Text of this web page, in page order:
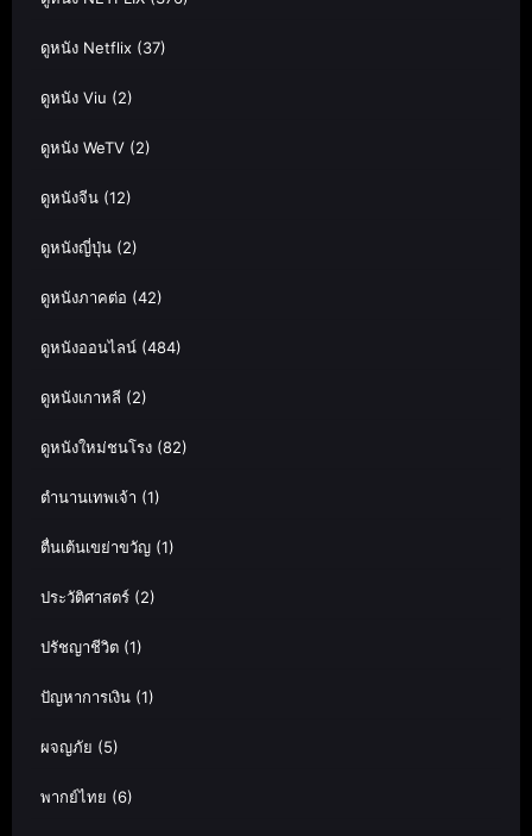
ดูหนัง Netflix (37)
ดูหนัง Viu (2)
ดูหนัง WeTV (2)
ดูหนังจีน (12)
ดูหนังญี่ปุ่น (2)
ดูหนังภาคต่อ (42)
ดูหนังออนไลน์ (484)
ดูหนังเกาหลี (2)
ดูหนังใหม่ชนโรง (82)
ตำนานเทพเจ้า (1)
ตื่นเต้นเขย่าขวัญ (1)
ประวัติศาสตร์ (2)
ปรัชญาชีวิต (1)
ปัญหาการเงิน (1)
ผจญภัย (5)
พากย์ไทย (6)